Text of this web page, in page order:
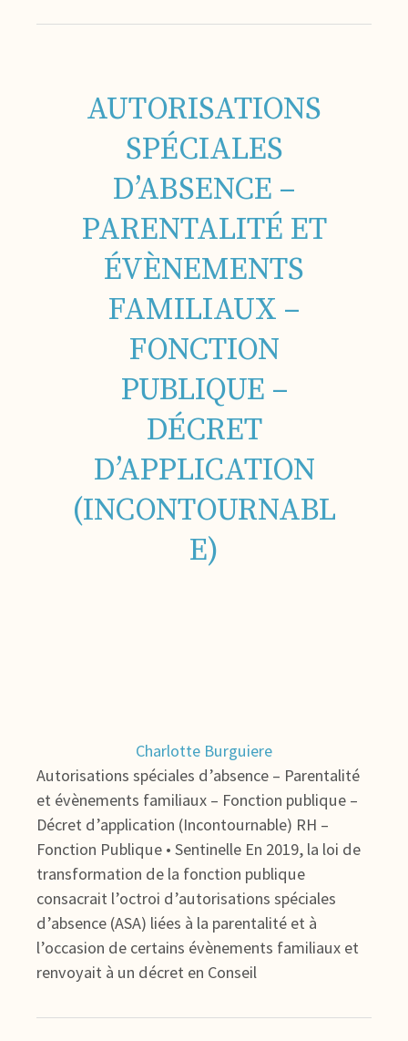
AUTORISATIONS
SPÉCIALES
D’ABSENCE –
PARENTALITÉ ET
ÉVÈNEMENTS
FAMILIAUX –
FONCTION
PUBLIQUE –
DÉCRET
D’APPLICATION
(INCONTOURNABL
E)
Charlotte Burguiere
Autorisations spéciales d’absence – Parentalité
et évènements familiaux – Fonction publique –
Décret d’application (Incontournable) RH –
Fonction Publique • Sentinelle En 2019, la loi de
transformation de la fonction publique
consacrait l’octroi d’autorisations spéciales
d’absence (ASA) liées à la parentalité et à
l’occasion de certains évènements familiaux et
renvoyait à un décret en Conseil